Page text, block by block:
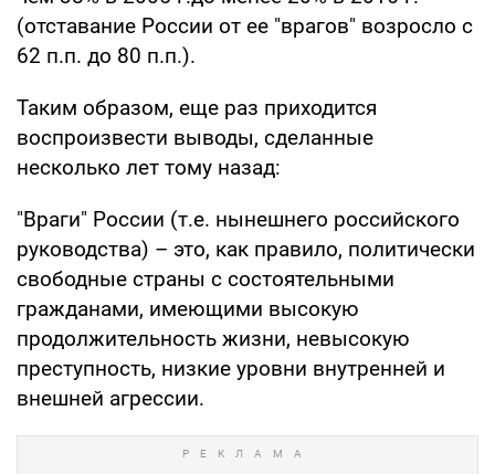
(отставание России от ее "врагов" возросло с
62 п.п. до 80 п.п.).
Таким образом, еще раз приходится
воспроизвести выводы, сделанные
несколько лет тому назад:
"Враги" России (т.е. нынешнего российского
руководства) – это, как правило, политически
свободные страны с состоятельными
гражданами, имеющими высокую
продолжительность жизни, невысокую
преступность, низкие уровни внутренней и
внешней агрессии.